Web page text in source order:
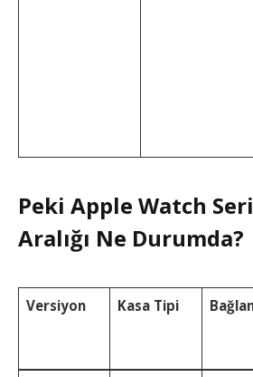
Peki Apple Watch
Aralığı Ne Durumda?
Versiyon Kasa Tipi